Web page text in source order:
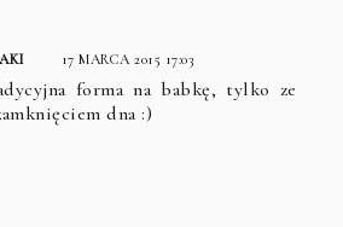
17 MARCA 2015 17:03
forma na babkę, tylko ze
dna :)